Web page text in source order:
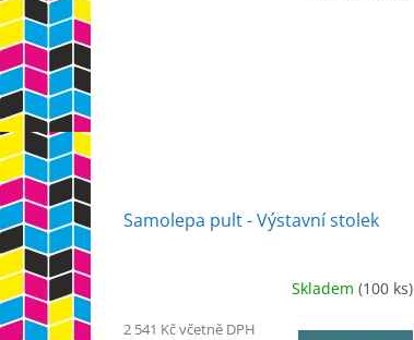
Samolepa pult - Výstavní stolek
Skladem (100 ks)
2 541 Kč včetně DPH